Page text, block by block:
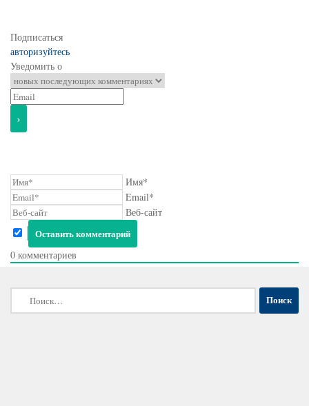
Подписаться
авторизуйтесь
Уведомить о
Имя*
Email*
Веб-сайт
0 комментариев